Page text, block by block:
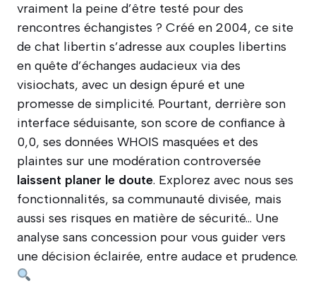
vraiment la peine d’être testé pour des
rencontres échangistes ? Créé en 2004, ce site
de chat libertin s’adresse aux couples libertins
en quête d’échanges audacieux via des
visiochats, avec un design épuré et une
promesse de simplicité. Pourtant, derrière son
interface séduisante, son score de confiance à
0,0, ses données WHOIS masquées et des
plaintes sur une modération controversée
laissent planer le doute. Explorez avec nous ses
fonctionnalités, sa communauté divisée, mais
aussi ses risques en matière de sécurité… Une
analyse sans concession pour vous guider vers
une décision éclairée, entre audace et prudence.